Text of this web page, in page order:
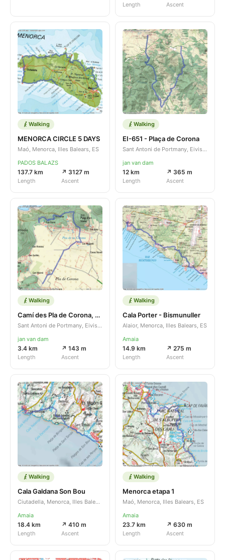
Length Ascent
Walking
MENORCA CIRCLE 5 DAYS
Maó, Menorca, Illes Balears, ES
PADOS BALAZS
137.7 km
Length
↗ 3127 m
Ascent
Walking
EI-651 - Plaça de Corona
Sant Antoni de Portmany, Eivissa, Illes Balears, ES
jan van dam
12 km
Length
↗ 365 m
Ascent
Walking
Camí des Pla de Corona, Km 2 - Camí des Pla de Corona
Sant Antoni de Portmany, Eivissa, Illes Balears, ES
jan van dam
3.4 km
Length
↗ 143 m
Ascent
Walking
Cala Porter - Bismunuller
Alaior, Menorca, Illes Balears, ES
Amaia
14.9 km
Length
↗ 275 m
Ascent
Walking
Cala Galdana Son Bou
Ciutadella, Menorca, Illes Balears, ES
Amaia
18.4 km
Length
↗ 410 m
Ascent
Walking
Menorca etapa 1
Maó, Menorca, Illes Balears, ES
Amaia
23.7 km
Length
↗ 630 m
Ascent